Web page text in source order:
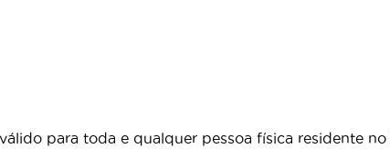
para toda e qualquer pessoa física residente